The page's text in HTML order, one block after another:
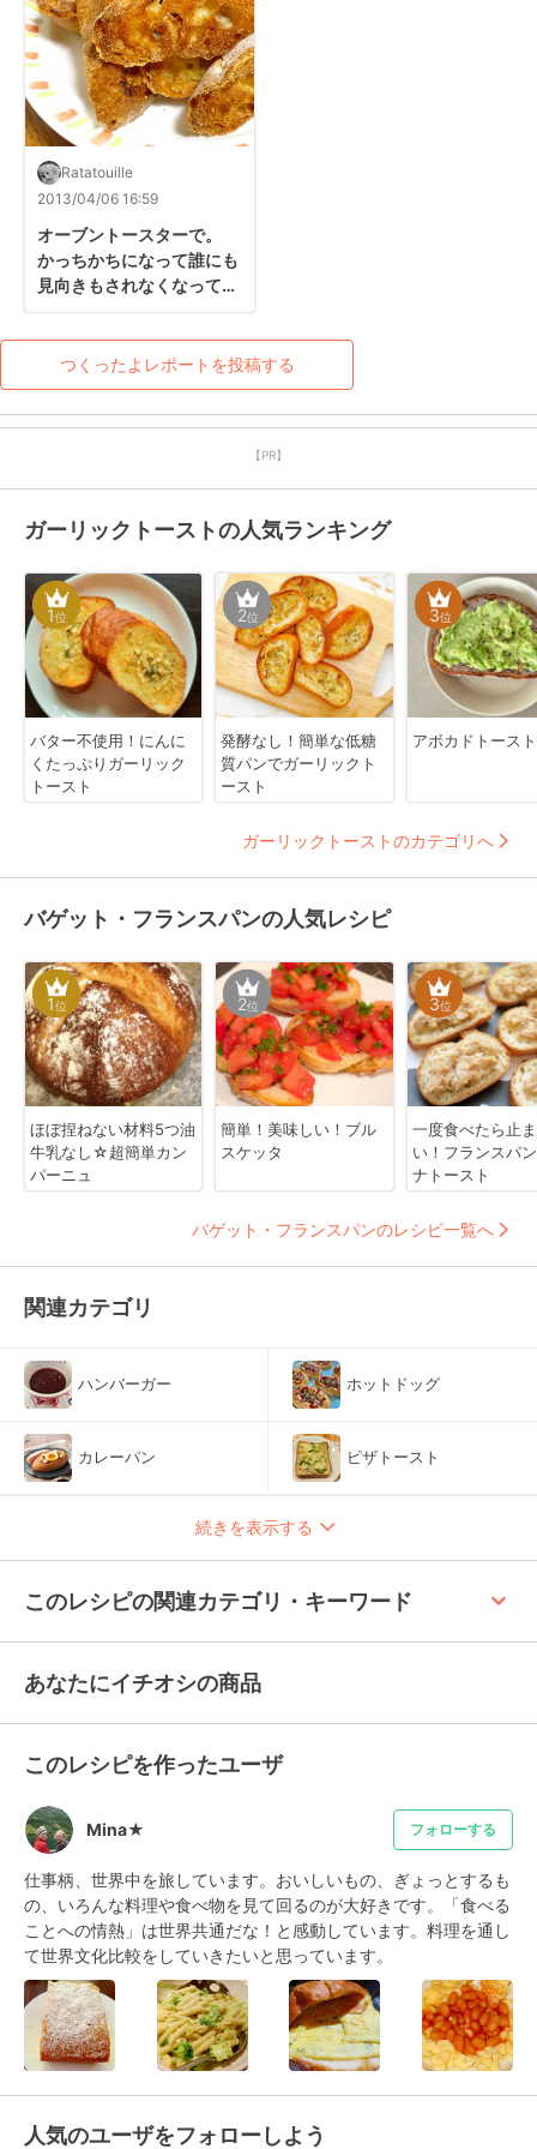
Ratatouille
2013/04/06 16:59
オーブントースターで。
かっちかちになって誰にも
見向きもされなくなってい
られないとまらない”の美
味しいパンに大変身。また
作ります☆
つくったよレポートを投稿する
【PR】
ガーリックトーストの人気ランキング
1位
バター不使用！にんに
くたっぷりガーリック
トースト
2位
発酵なし！簡単な低糖
質パンでガーリックト
ースト
3位
アボカドトースト
ガーリックトーストのカテゴリへ
バゲット・フランスパンの人気レシピ
1位
ほぼ捏ねない材料5つ油
牛乳なし☆超簡単カン
パーニュ
2位
簡単！美味しい！ブル
スケッタ
3位
一度食べたら止
い！フランスパ
ナトースト
バゲット・フランスパンのレシピ一覧へ
関連カテゴリ
ハンバーガー ホットドッグ
カレーパン ピザトースト
続きを表示する
このレシピの関連カテゴリ・キーワード keyboard_arrow_up
あなたにイチオシの商品
このレシピを作ったユーザ
Mina★ フォローする
仕事柄、世界中を旅しています。おいしいもの、ぎょっとするも
の、いろんな料理や食べ物を見て回るのが大好きです。「食べる
ことへの情熱」は世界共通だな！と感動しています。料理を通し
て世界文化比較をしていきたいと思っています。
人気のユーザをフォローしよう